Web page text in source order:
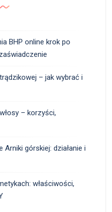
BHP online krok po
– jak wybrać i
– korzyści,
Arniki górskiej: działanie i
właściwości,